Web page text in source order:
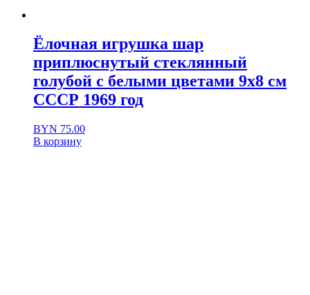
Ёлочная игрушка шар
приплюснутый стеклянный
голубой с белыми цветами 9х8 см
СССР 1969 год
BYN 75.00
В корзину